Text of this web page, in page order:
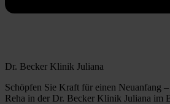
Dr. Becker Klinik Juliana
Schöpfen Sie Kraft für einen Neuanfang
Reha in der Dr. Becker Klinik Juliana im